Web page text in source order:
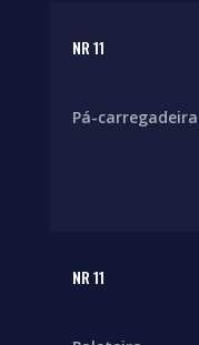
NR 11
Pá-carregadeira
NR 11